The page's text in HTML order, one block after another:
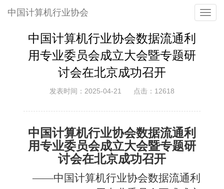
中国计算机行业协会
中国计算机行业协会数据流通利
用专业委员会成立大会暨专题研
讨会在北京成功召开
发表时间：2025-04-21 点击：12618
中国计算机行业协会数据流通利
用专业委员会成立大会暨专题研
讨会在北京成功召开
——中国计算机行业协会数据流通利